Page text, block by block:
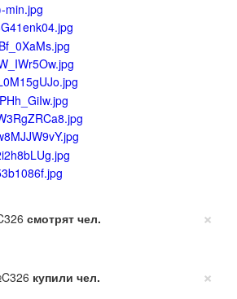
×
смотрят чел.
×
купили чел.